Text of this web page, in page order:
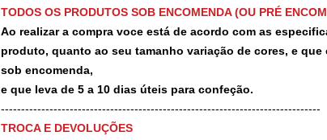
TODOS OS PRODUTOS SOB ENCOMENDA (OU PRÉ
Ao realizar a compra voce está de acordo com as
produto, quanto ao seu tamanho variação de cores, e que
sob encomenda,
e que leva de 5 a 10 dias úteis para confeção.
-------------------------------------------------------------------------------
TROCA E DEVOLUÇÕES